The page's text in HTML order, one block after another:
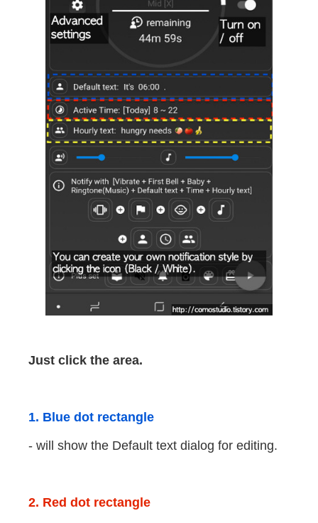
Just click the area.
1. Blue dot rectangle
- will show the Default text dialog for editing.
2. Red dot rectangle